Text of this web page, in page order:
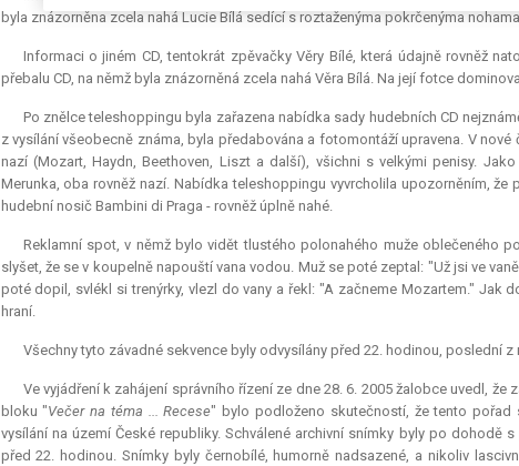
byla znázorněna zcela nahá Lucie Bílá sedící s roztaženýma pokrčenýma
Informaci o jiném CD, tentokrát zpěvačky Věry Bílé, která údajně rovněž
přebalu CD, na němž byla znázorněná zcela nahá Věra Bílá. Na její fotce
Po znělce teleshoppingu byla zařazena nabídka sady hudebních CD
z vysílání všeobecně známa, byla předabována a fotomontáží upravena. V
nazí (Mozart, Haydn, Beethoven, Liszt a další), všichni s velkými penisy.
Merunka, oba rovněž nazí. Nabídka teleshoppingu vyvrcholila upozorněním,
hudební nosič Bambini di Praga - rovněž úplně nahé.
Reklamní spot, v němž bylo vidět tlustého polonahého muže oblečeného
slyšet, že se v koupelně napouští vana vodou. Muž se poté zeptal: "Už jsi ve
poté dopil, svlékl si trenýrky, vlezl do vany a řekl: "A začneme Mozartem." Jak
hraní.
Všechny tyto závadné sekvence byly odvysílány před 22. hodinou, poslední
Ve vyjádření k zahájení správního řízení ze dne 28. 6. 2005 žalobce uvedl,
bloku "Večer na téma ... Recese" bylo podloženo skutečností, že tento pořad
vysílání na území České republiky. Schválené archivní snímky byly po dohodě
před 22. hodinou. Snímky byly černobílé, humorně nadsazené, a nikoliv